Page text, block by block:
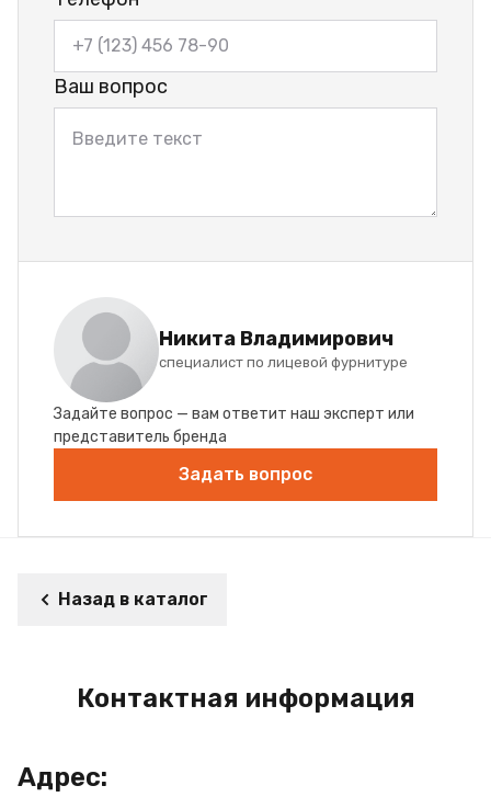
Ваш вопрос
Никита Владимирович
специалист по лицевой фурнитуре
Задайте вопрос — вам ответит наш эксперт или
представитель бренда
Задать вопрос
Назад в каталог
Контактная информация
Адрес: